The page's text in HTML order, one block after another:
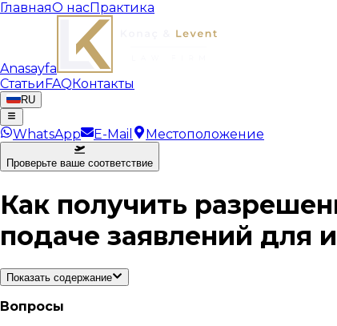
ГлавнаяО насПрактика
Anasayfa
СтатьиFAQКонтакты
RU
WhatsApp E-Mail Местоположение
Проверьте ваше соответствие
Как получить
подаче заявлений для
Показать содержание
Вопросы